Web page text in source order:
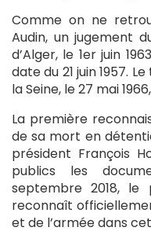
Comme on ne
Audin, un jugement
d’Alger, le 1er juin
date du 21 juin 1957.
la Seine, le 27 mai
La première
de sa mort en
président François
publics les
septembre 2018, le
reconnaît
et de l’armée dans